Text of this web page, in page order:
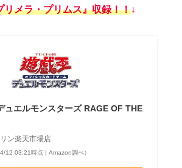
リメラ・プリムス』収録！！↓
ュエルモンスターズ RAGE OF THE
ン楽天市場店
12 03:21時点 | Amazon調べ）